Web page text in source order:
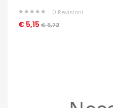
0 Revisioni
€ 5,15 € 5,72
OCCHIATA VELOCE